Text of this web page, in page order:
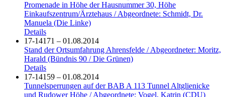
Promenade in Höhe der Hausnummer 30, Höhe
Einkaufszentrum/Ärztehaus / Abgeordnete: Schmidt, Dr.
Manuela (Die Linke)
Details
17-14171 – 01.08.2014
Stand der Ortsumfahrung Ahrensfelde / Abgeordneter: Moritz,
Harald (Bündnis 90 / Die Grünen)
Details
17-14159 – 01.08.2014
Tunnelsperrungen auf der BAB A 113 Tunnel Altglienicke
und Rudower Höhe / Abgeordnete: Vogel, Katrin (CDU)